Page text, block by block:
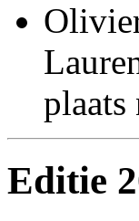
plaats
Editie